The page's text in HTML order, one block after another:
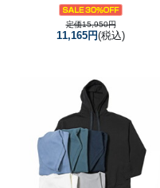
定価15,950円
11,165円(税込)